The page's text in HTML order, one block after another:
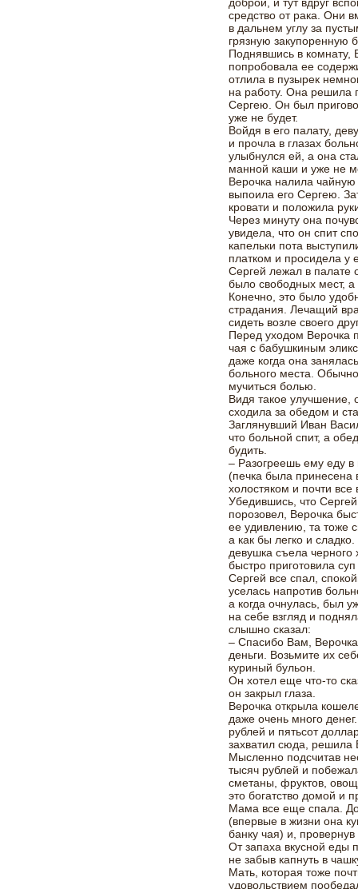
средство от рака. Они
в дальнем углу за
грязную закупоренную
Поднявшись в комнату,
попробовала ее
отлила в пузырек
на работу. Она решила
Сергею. Он был
уже не будет.
Войдя в его палату,
и прочла в глазах
улыбнулся ей, а она
манной каши и уже не
Верочка налила
выпоила его Сергею.
кровати и положила
Через минуту она
увидела, что он спит
капельки пота
платком и просидела у
Сергей лежал в палате
было свободных мест,
Конечно, это было
страдания. Лечащий
сидеть возле своего
Перед уходом Верочка
чая с бабушкиным
даже когда она
больного места.
мучиться болью.
Видя такое улучшение,
сходила за обедом и
Заглянувший Иван
что больной спит, а
будить.
– Разогреешь ему еду
(печка была принесена
холостяком и почти
Убедившись, что
порозовел, Верочка
ее удивлению, та тоже
а как бы легко и
девушка съела
быстро приготовила
Сергей все спал,
уселась напротив
а когда очнулась, был
на себе взгляд и
слышно сказал:
– Спасибо Вам,
деньги. Возьмите их
куриный бульон.
Он хотел еще что-то
он закрыл глаза.
Верочка открыла
даже очень много
рублей и пятьсот
захватил сюда, решила
Мысленно подсчитав
тысяч рублей и
сметаны, фруктов,
это богатство домой и
Мама все еще спала.
(впервые в жизни она
банку чая) и,
От запаха вкусной еды
не забыв капнуть в
Мать, которая тоже
удовольствием